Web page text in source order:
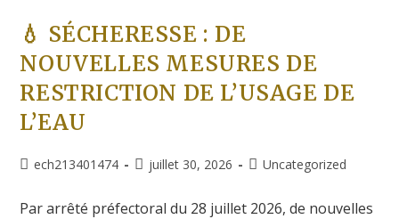
💧 SÉCHERESSE : DE
NOUVELLES MESURES DE
RESTRICTION DE L’USAGE DE
L’EAU
ech213401474 juillet 30, 2026 Uncategorized
Par arrêté préfectoral du 28 juillet 2026, de nouvelles